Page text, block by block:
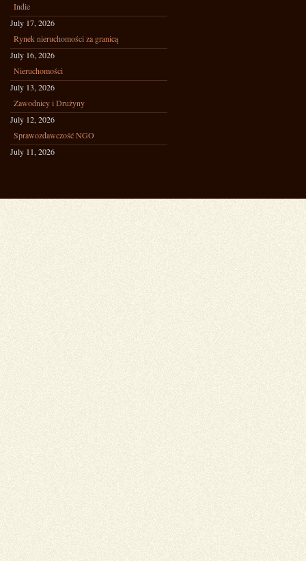
Indie
July 17, 2026
Rynek nieruchomości za granicą
July 16, 2026
Nieruchomości
July 13, 2026
Zawodnicy i Drużyny
July 12, 2026
Sprawozdawczość NGO
July 11, 2026